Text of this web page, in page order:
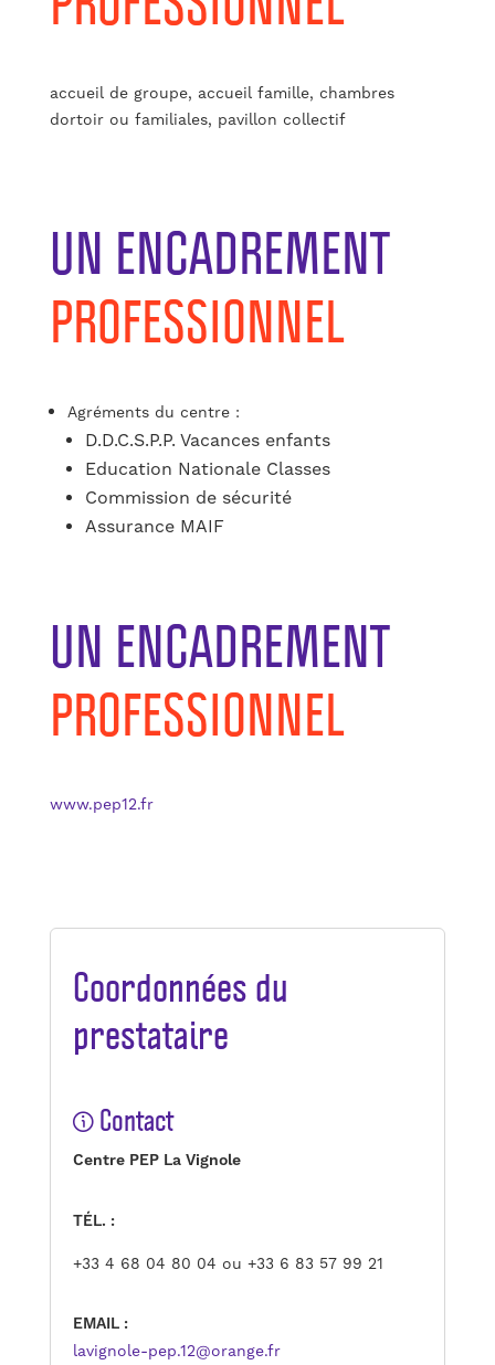
accueil de groupe, accueil famille, chambres
dortoir ou familiales, pavillon collectif
UN ENCADREMENT
PROFESSIONNEL
Agréments du centre :
D.D.C.S.P.P. Vacances enfants
Education Nationale Classes
Commission de sécurité
Assurance MAIF
UN ENCADREMENT
PROFESSIONNEL
www.pep12.fr
Coordonnées du
prestataire
Contact
Centre PEP La Vignole
TÉL. :
+33 4 68 04 80 04 ou +33 6 83 57 99 21
EMAIL :
lavignole-pep.12@orange.fr